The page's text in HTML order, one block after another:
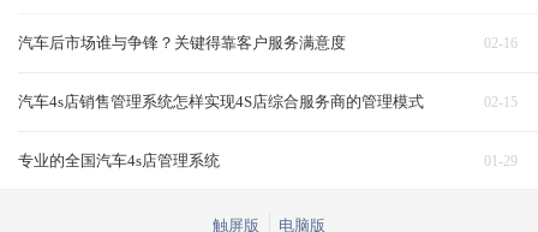
02-16
汽车后市场谁与争锋？关键得靠客户服务满意度
02-15
汽车4s店销售管理系统怎样实现4S店综合服务商的管理模式
01-29
专业的全国汽车4s店管理系统
触屏版 电脑版